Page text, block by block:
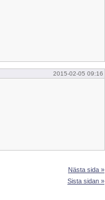
2015-02-05 09:16
Nästa sida »
Sista sidan »